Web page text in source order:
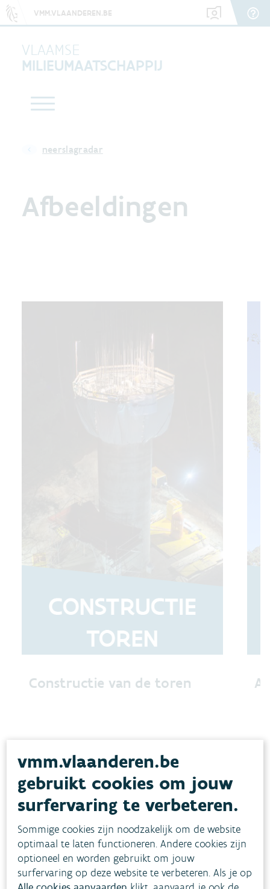
VMM.VLAANDEREN.BE
VLAAMSE
MILIEUMAATSCHAPPIJ
neerslagradar
Afbeeldingen
Constructie van de toren
vmm.vlaanderen.be
gebruikt cookies om jouw
surfervaring te verbeteren.
Sommige cookies zijn noodzakelijk om de website
optimaal te laten functioneren. Andere cookies zijn
optioneel en worden gebruikt om jouw
surfervaring op deze website te verbeteren. Als je op